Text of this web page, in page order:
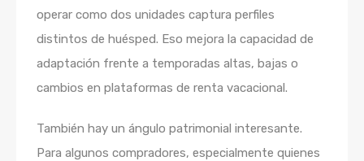
operar como dos unidades captura perfiles
distintos de huésped. Eso mejora la capacidad de
adaptación frente a temporadas altas, bajas o
cambios en plataformas de renta vacacional.
También hay un ángulo patrimonial interesante.
Para algunos compradores, especialmente quienes